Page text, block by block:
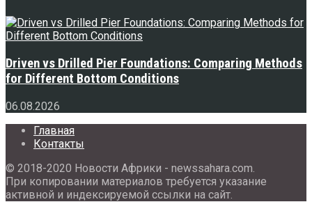
Driven vs Drilled Pier Foundations: Comparing Methods
for Different Bottom Conditions
06.08.2026
Главная
Контакты
© 2018-2020 Новости Африки - newssahara.com.
При копировании материалов требуется указание
активной и индексируемой ссылки на сайт.